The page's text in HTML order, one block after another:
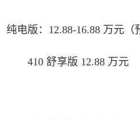
纯电版：12.88-16.88 万元（
410 舒享版 12.88 万元